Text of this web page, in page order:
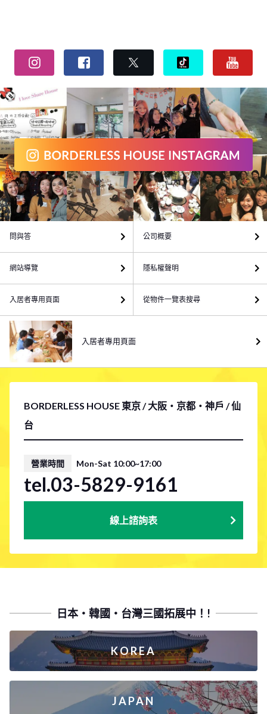
BORDERLESS HOUSE 東京 / 大阪・京都・神戶 / 仙
台
營業時間 Mon-Sat 10:00~17:00
tel.03-5829-9161
線上諮詢表
問與答 公司概要
網站導覽 隱私權聲明
入居者專用頁面 從物件一覽表搜尋
入居者專用頁面
日本・韓國・台灣三國拓展中！!
KOREA
JAPAN